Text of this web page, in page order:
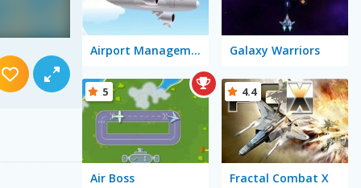
Airport Management 1 Galaxy Warriors
Air Boss
5
Fractal Combat X
4.4